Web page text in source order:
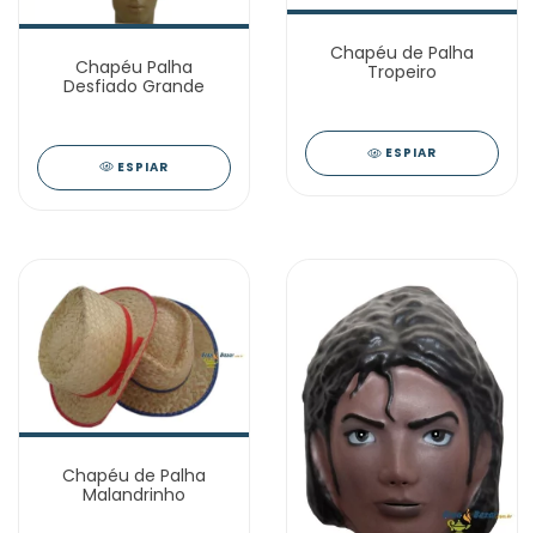
Chapéu Palha
Desfiado Grande
ESPIAR
Chapéu de Palha
Tropeiro
ESPIAR
Chapéu de Palha
Malandrinho